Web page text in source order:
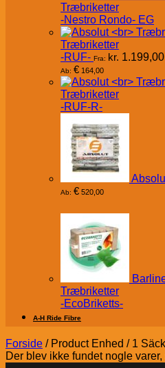
Træbriketter
-Nestro Rondo- EG
Træbriketter
-RUF- Fra: kr. 1.199,00
Ab: € 164,00
Træbriketter
-RUF-R-
Ab: € 520,00
Træbriketter
-EcoBriketts-
A-H Ride Fibre
Forside /Product Enhed /1
Der blev ikke fundet nogle